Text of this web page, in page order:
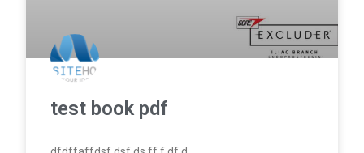
test book pdf